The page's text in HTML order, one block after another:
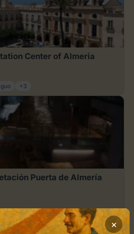
Center of Almeria
+3
Puerta de Almería
+3
×